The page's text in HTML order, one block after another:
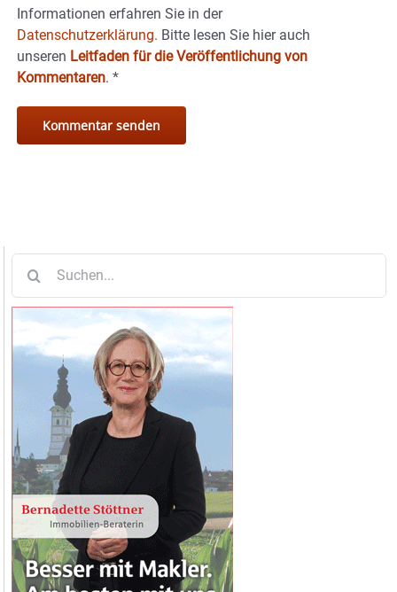
Informationen erfahren Sie in der
Datenschutzerklärung. Bitte lesen Sie hier auch
unseren Leitfaden für die Veröffentlichung von
Kommentaren. *
nach: